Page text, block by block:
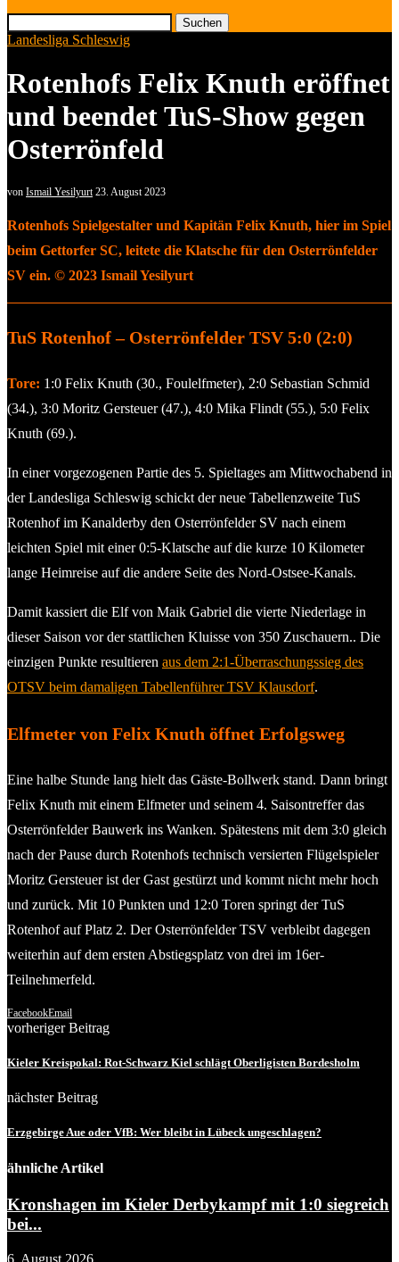
Suchen
Landesliga Schleswig
Rotenhofs Felix Knuth eröffnet
und beendet TuS-Show gegen
Osterrönfeld
von Ismail Yesilyurt 23. August 2023
Rotenhofs Spielgestalter und Kapitän Felix Knuth, hier im Spiel
beim Gettorfer SC, leitete die Klatsche für den Osterrönfelder
SV ein. © 2023 Ismail Yesilyurt
TuS Rotenhof – Osterrönfelder TSV 5:0 (2:0)
Tore: 1:0 Felix Knuth (30., Foulelfmeter), 2:0 Sebastian Schmid
(34.), 3:0 Moritz Gersteuer (47.), 4:0 Mika Flindt (55.), 5:0 Felix
Knuth (69.).
In einer vorgezogenen Partie des 5. Spieltages am Mittwochabend in
der Landesliga Schleswig schickt der neue Tabellenzweite TuS
Rotenhof im Kanalderby den Osterrönfelder SV nach einem
leichten Spiel mit einer 0:5-Klatsche auf die kurze 10 Kilometer
lange Heimreise auf die andere Seite des Nord-Ostsee-Kanals.
Damit kassiert die Elf von Maik Gabriel die vierte Niederlage in
dieser Saison vor der stattlichen Kluisse von 350 Zuschauern.. Die
einzigen Punkte resultieren aus dem 2:1-Überraschungssieg des
OTSV beim damaligen Tabellenführer TSV Klausdorf.
Elfmeter von Felix Knuth öffnet Erfolgsweg
Eine halbe Stunde lang hielt das Gäste-Bollwerk stand. Dann bringt
Felix Knuth mit einem Elfmeter und seinem 4. Saisontreffer das
Osterrönfelder Bauwerk ins Wanken. Spätestens mit dem 3:0 gleich
nach der Pause durch Rotenhofs technisch versierten Flügelspieler
Moritz Gersteuer ist der Gast gestürzt und kommt nicht mehr hoch
und zurück. Mit 10 Punkten und 12:0 Toren springt der TuS
Rotenhof auf Platz 2. Der Osterrönfelder TSV verbleibt dagegen
weiterhin auf dem ersten Abstiegsplatz von drei im 16er-
Teilnehmerfeld.
FacebookEmail
vorheriger Beitrag
Kieler Kreispokal: Rot-Schwarz Kiel schlägt Oberligisten Bordesholm
nächster Beitrag
Erzgebirge Aue oder VfB: Wer bleibt in Lübeck ungeschlagen?
ähnliche Artikel
Kronshagen im Kieler Derbykampf mit 1:0 siegreich
bei...
6. August 2026